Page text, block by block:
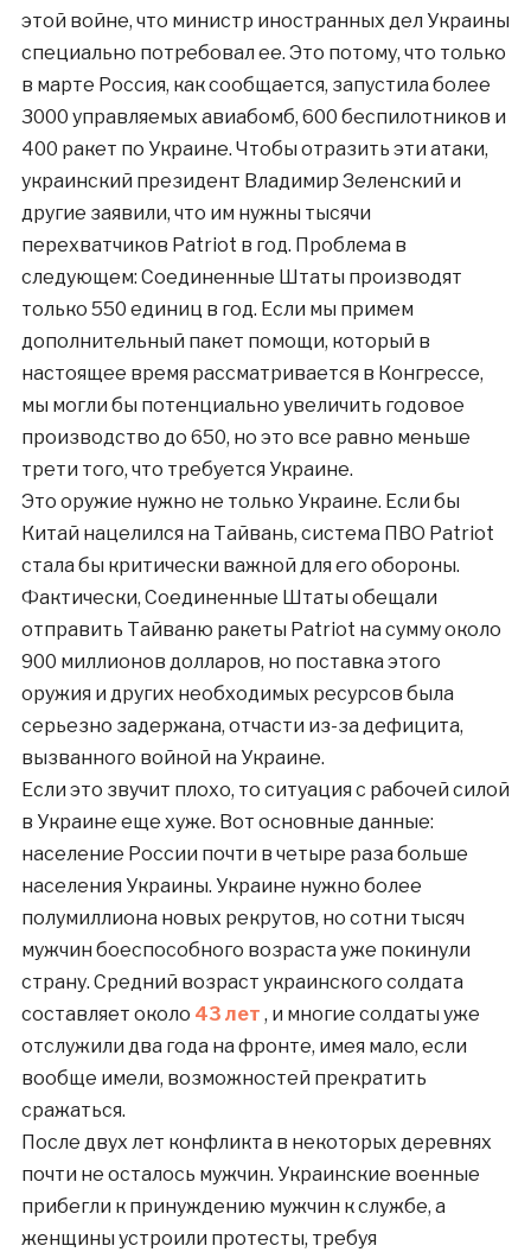
этой войне, что министр иностранных дел Украины
специально потребовал ее. Это потому, что только
в марте Россия, как сообщается, запустила более
3000 управляемых авиабомб, 600 беспилотников и
400 ракет по Украине. Чтобы отразить эти атаки,
украинский президент Владимир Зеленский и
другие заявили, что им нужны тысячи
перехватчиков Patriot в год. Проблема в
следующем: Соединенные Штаты производят
только 550 единиц в год. Если мы примем
дополнительный пакет помощи, который в
настоящее время рассматривается в Конгрессе,
мы могли бы потенциально увеличить годовое
производство до 650, но это все равно меньше
трети того, что требуется Украине.
Это оружие нужно не только Украине. Если бы
Китай нацелился на Тайвань, система ПВО Patriot
стала бы критически важной для его обороны.
Фактически, Соединенные Штаты обещали
отправить Тайваню ракеты Patriot на сумму около
900 миллионов долларов, но поставка этого
оружия и других необходимых ресурсов была
серьезно задержана, отчасти из-за дефицита,
вызванного войной на Украине.
Если это звучит плохо, то ситуация с рабочей силой
в Украине еще хуже. Вот основные данные:
население России почти в четыре раза больше
населения Украины. Украине нужно более
полумиллиона новых рекрутов, но сотни тысяч
мужчин боеспособного возраста уже покинули
страну. Средний возраст украинского солдата
составляет около 43 лет , и многие солдаты уже
отслужили два года на фронте, имея мало, если
вообще имели, возможностей прекратить
сражаться.
После двух лет конфликта в некоторых деревнях
почти не осталось мужчин. Украинские военные
прибегли к принуждению мужчин к службе, а
женщины устроили протесты, требуя